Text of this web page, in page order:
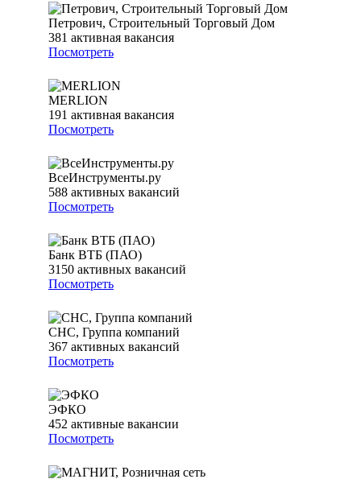
Петрович, Строительный Торговый Дом
381 активная вакансия
Посмотреть
MERLION
191 активная вакансия
Посмотреть
ВсеИнструменты.ру
588 активных вакансий
Посмотреть
Банк ВТБ (ПАО)
3150 активных вакансий
Посмотреть
СНС, Группа компаний
367 активных вакансий
Посмотреть
ЭФКО
452 активные вакансии
Посмотреть